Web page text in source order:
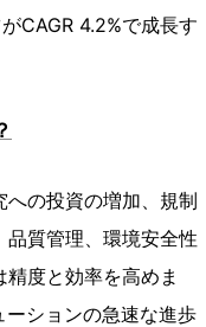
CAGR 4.2%で成長す
の投資の増加、規制
質管理、環境安全性
度と効率を高めま
ションの急速な進歩